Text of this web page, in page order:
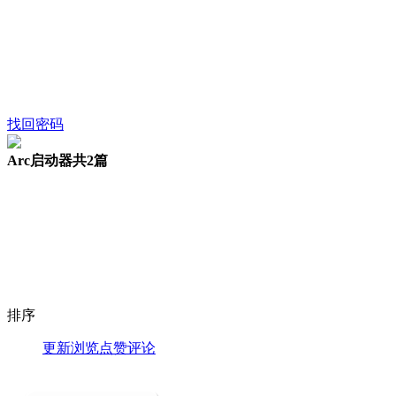
找回密码
Arc启动器共2篇
排序
更新浏览点赞评论